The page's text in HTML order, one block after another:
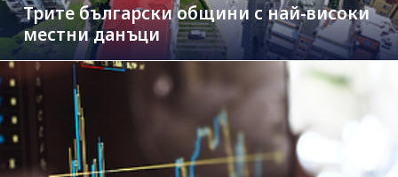
Трите български общини с най-високи
местни данъци